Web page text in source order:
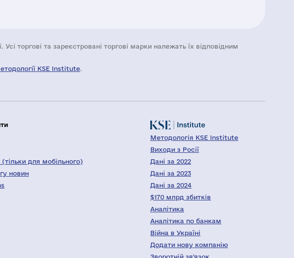
торгові та зареєстровані торгові марки належать їх відповідним
KSE Institute.
для мобільного)
новин
Методологія KSE Institute
Виходи з Росії
Дані за 2022
Дані за 2023
Дані за 2024
$170 млрд збитків
Аналітика
Аналітика по банкам
Війна в Україні
Додати нову компанію
Зворотній зв'язок